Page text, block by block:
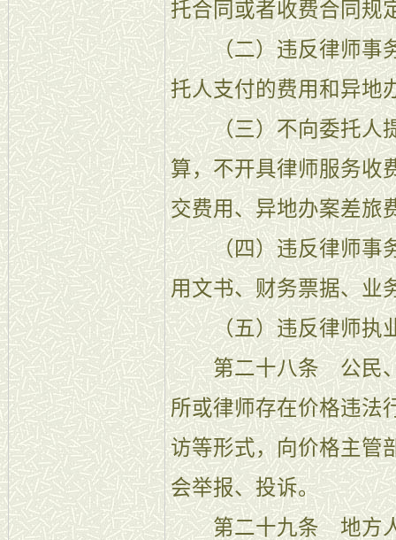
托合同或者收费合同规
（二）违反律师事务
托人支付的费用和异地
（三）不向委托人提
算，不开具律师服务收
交费用、异地办案差旅
（四）违反律师事务
用文书、财务票据、业
（五）违反律师执业
第二十八条 公民、
所或律师存在价格违法
访等形式，向价格主管
会举报、投诉。
第二十九条 地方人